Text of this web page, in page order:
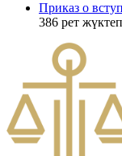
Приказ о
386 рет